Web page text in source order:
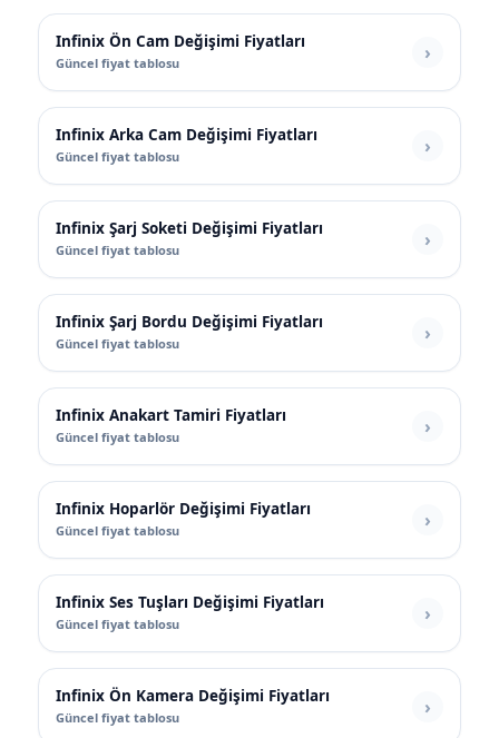
Infinix Ön Cam Değişimi Fiyatları
Güncel fiyat tablosu
Infinix Arka Cam Değişimi Fiyatları
Güncel fiyat tablosu
Infinix Şarj Soketi Değişimi Fiyatları
Güncel fiyat tablosu
Infinix Şarj Bordu Değişimi Fiyatları
Güncel fiyat tablosu
Infinix Anakart Tamiri Fiyatları
Güncel fiyat tablosu
Infinix Hoparlör Değişimi Fiyatları
Güncel fiyat tablosu
Infinix Ses Tuşları Değişimi Fiyatları
Güncel fiyat tablosu
Infinix Ön Kamera Değişimi Fiyatları
Güncel fiyat tablosu